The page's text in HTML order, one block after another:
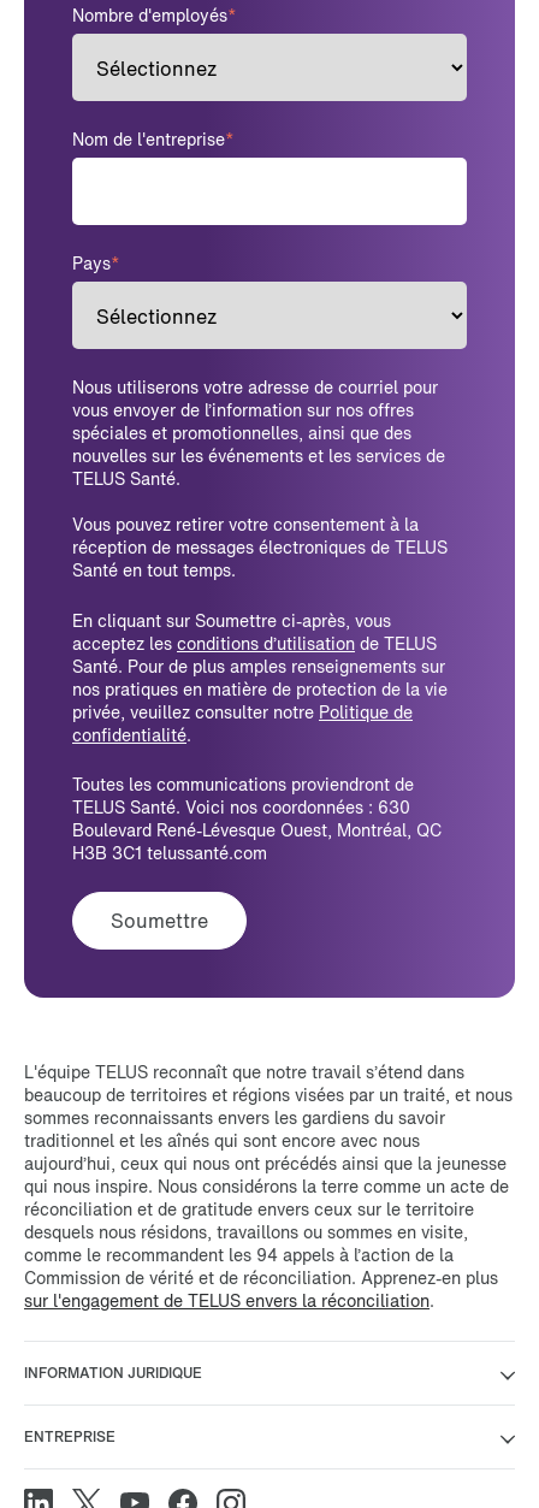
Nombre d'employés*
Nom de l'entreprise*
Pays*
Nous utiliserons votre adresse de courriel pour
vous envoyer de l’information sur nos offres
spéciales et promotionnelles, ainsi que des
nouvelles sur les événements et les services de
TELUS Santé.
Vous pouvez retirer votre consentement à la
réception de messages électroniques de TELUS
Santé en tout temps.
En cliquant sur Soumettre ci-après, vous
acceptez lesconditions d’utilisationde TELUS
Santé. Pour de plus amples renseignements sur
nos pratiques en matière de protection de la vie
privée, veuillez consulter notre Politique de
confidentialité.
Toutes les communications proviendront de
TELUS Santé. Voici nos coordonnées : 630
Boulevard René-Lévesque Ouest, Montréal, QC
H3B 3C1 telussanté.com
L'équipe TELUS reconnaît que notre travail s’étend dans
beaucoup de territoires et régions visées par un traité, et nous
sommes reconnaissants envers les gardiens du savoir
traditionnel et les aînés qui sont encore avec nous
aujourd’hui, ceux qui nous ont précédés ainsi que la jeunesse
qui nous inspire. Nous considérons la terre comme un acte de
réconciliation et de gratitude envers ceux sur le territoire
desquels nous résidons, travaillons ou sommes en visite,
comme le recommandent les 94 appels à l’action de la
Commission de vérité et de réconciliation. Apprenez-en plus
sur l'engagement de TELUS envers la réconciliation.
INFORMATION JURIDIQUE
ENTREPRISE